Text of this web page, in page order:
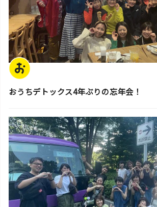
おうちデトックス4年ぶりの忘年会！
スタッフ活動日誌